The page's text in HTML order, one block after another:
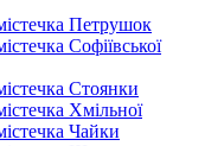
Петрушок
Софіївської
Стоянки
Хмільної
Чайки